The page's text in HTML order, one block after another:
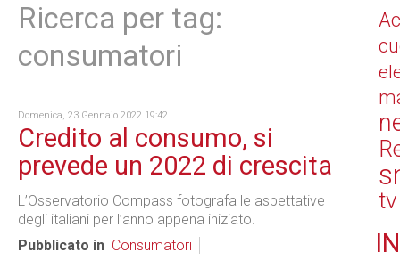
Ricerca per tag:
consumatori
Domenica, 23 Gennaio 2022 19:42
Credito al consumo, si
prevede un 2022 di crescita
L’Osservatorio Compass fotografa le aspettative
degli italiani per l’anno appena iniziato.
Pubblicato in Consumatori
tv
IN